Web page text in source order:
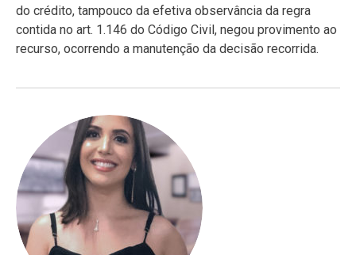
do crédito, tampouco da efetiva observância da regra
contida no art. 1.146 do Código Civil, negou provimento ao
recurso, ocorrendo a manutenção da decisão recorrida.